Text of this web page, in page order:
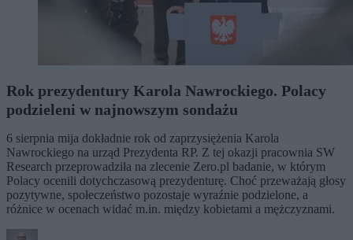
Rok prezydentury Karola Nawrockiego. Polacy
podzieleni w najnowszym sondażu
6 sierpnia mija dokładnie rok od zaprzysiężenia Karola
Nawrockiego na urząd Prezydenta RP. Z tej okazji pracownia SW
Research przeprowadziła na zlecenie Zero.pl badanie, w którym
Polacy ocenili dotychczasową prezydenturę. Choć przeważają głosy
pozytywne, społeczeństwo pozostaje wyraźnie podzielone, a
różnice w ocenach widać m.in. między kobietami a mężczyznami.